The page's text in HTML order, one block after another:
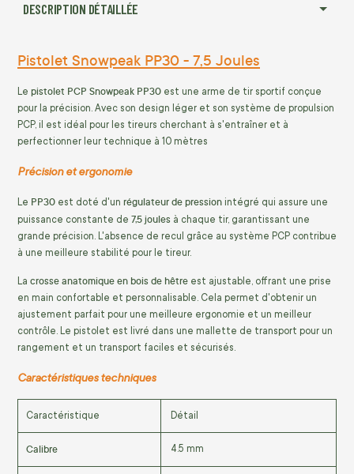
DESCRIPTION DÉTAILLÉE
Pistolet Snowpeak PP30 - 7,5 Joules
Le pistolet PCP Snowpeak PP30 est une arme de tir sportif conçue
pour la précision. Avec son design léger et son système de propulsion
PCP, il est idéal pour les tireurs cherchant à s'entraîner et à
perfectionner leur technique à 10 mètres
Précision et ergonomie
Le PP30 est doté d'un régulateur de pression intégré qui assure une
puissance constante de 7,5 joules à chaque tir, garantissant une
grande précision. L'absence de recul grâce au système PCP contribue
à une meilleure stabilité pour le tireur.
La crosse anatomique en bois de hêtre est ajustable, offrant une prise
en main confortable et personnalisable. Cela permet d'obtenir un
ajustement parfait pour une meilleure ergonomie et un meilleur
contrôle. Le pistolet est livré dans une mallette de transport pour un
rangement et un transport faciles et sécurisés.
Caractéristiques techniques
Caractéristique Détail
Calibre 4.5 mm